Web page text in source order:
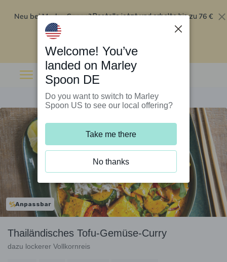
Neu bei Marley Spoon?Bestelle jetzt und erhalte bis zu 76 €
Rabatt auf deine ersten fünf Boxen
Anpassbar
Thailändisches Tofu-Gemüse-Curry
dazu lockerer Vollkornreis
Welcome! You’ve
landed on Marley
Spoon DE
Do you want to switch to Marley
Spoon US to see our local offering?
Take me there
No thanks